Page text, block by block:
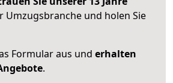
Umzugsbranche und holen Sie
Formular aus und erhalten
.